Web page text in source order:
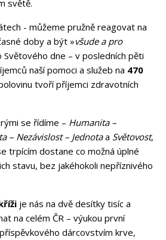
světě.
- můžeme pružně reagovat na
doby a být »všude a pro
dne – v posledních pěti
naší pomoci a služeb na 470
tvoří příjemci zdravotních
se řídíme – Humanita –
– Nezávislost – Jednotaa Světovost,
trpícím dostane co možná úplné
stavu, bez jakéhokoli nepříznivého
je nás na dvě desítky tisíc a
na celém ČR – výukou první
dárcovstvím krve,